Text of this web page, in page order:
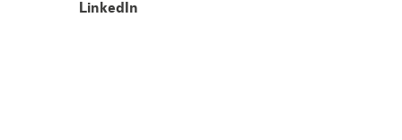
LinkedIn